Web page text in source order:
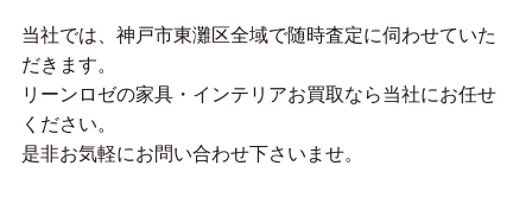
当社では、神戸市東灘区全域で随時査定に伺わせていた
だきます。
リーンロゼの家具・インテリアお買取なら当社にお任せ
ください。
是非お気軽にお問い合わせ下さいませ。